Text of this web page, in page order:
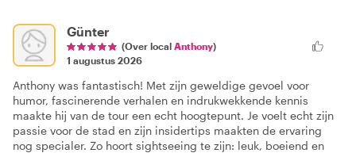
Günter
(Over local Anthony)
1 augustus 2026
Anthony was fantastisch! Met zijn geweldige gevoel voor
humor, fascinerende verhalen en indrukwekkende kennis
maakte hij van de tour een echt hoogtepunt. Je voelt echt zijn
passie voor de stad en zijn insidertips maakten de ervaring
nog specialer. Zo hoort sightseeing te zijn: leuk, boeiend en